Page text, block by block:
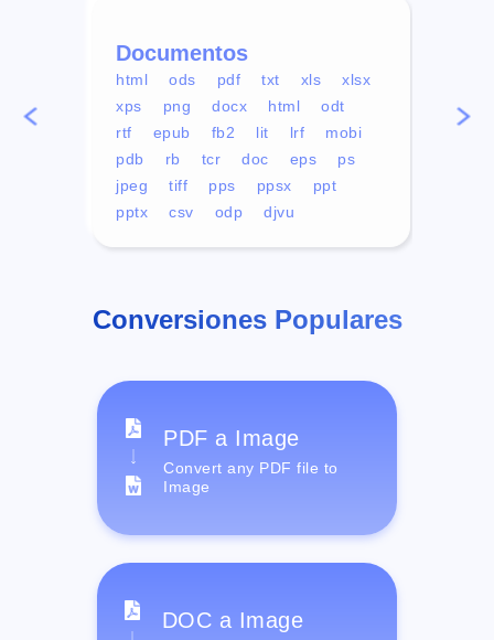
Documentos
html ods pdf txt xls
xlsx
xps
png docx html
odt
rtf
epub fb2 lit lrf
mobi
pdb
rb tcr doc eps
ps
jpeg
tiff pps ppsx
ppt
pptx
csv odp djvu
mp4
Conversiones Populares
PDF a Image
Convert any PDF file to
Image
DOC a Image